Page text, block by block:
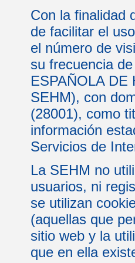
Con la finalidad
de facilitar el
el número de
su frecuencia
ESPAÑOLA DE
SEHM), con
(28001), como
información
Servicios de
La SEHM no
usuarios, ni
se utilizan
(aquellas que
sitio web y la
que en ella